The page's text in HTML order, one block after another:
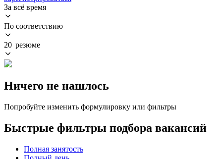
За всё время
По соответствию
20 резюме
Ничего не нашлось
Попробуйте изменить формулировку или фильтры
Быстрые фильтры подбора вакансий
Полная занятость